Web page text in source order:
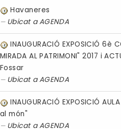
Havaneres
Ubicat aAGENDA
INAUGURACIÓ EXPOSICIÓ 6è
MIRADA AL PATRIMONI" 2017 i
Fossar
Ubicat aAGENDA
INAUGURACIÓ EXPOSICIÓ
al món"
Ubicat aAGENDA